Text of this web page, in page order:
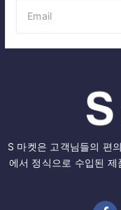
S 마켓은 고객님들의 편
에서 정식으로 수입된